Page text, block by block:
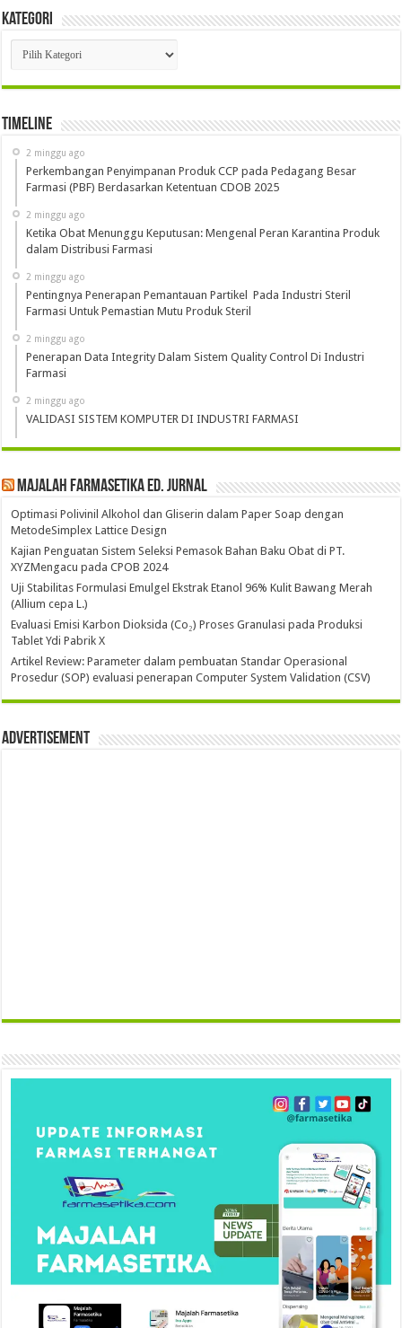
Kategori
Kategori
Timeline
2 minggu ago
Perkembangan Penyimpanan Produk CCP pada Pedagang Besar
Farmasi (PBF) Berdasarkan Ketentuan CDOB 2025
2 minggu ago
Ketika Obat Menunggu Keputusan: Mengenal Peran Karantina Produk
dalam Distribusi Farmasi
2 minggu ago
Pentingnya Penerapan Pemantauan Partikel Pada Industri Steril
Farmasi Untuk Pemastian Mutu Produk Steril
2 minggu ago
Penerapan Data Integrity Dalam Sistem Quality Control Di Industri
Farmasi
2 minggu ago
VALIDASI SISTEM KOMPUTER DI INDUSTRI FARMASI
Majalah Farmasetika Ed. Jurnal
Optimasi Polivinil Alkohol dan Gliserin dalam Paper Soap dengan
MetodeSimplex Lattice Design
Kajian Penguatan Sistem Seleksi Pemasok Bahan Baku Obat di PT.
XYZMengacu pada CPOB 2024
Uji Stabilitas Formulasi Emulgel Ekstrak Etanol 96% Kulit Bawang Merah
(Allium cepa L.)
Evaluasi Emisi Karbon Dioksida (Co₂) Proses Granulasi pada Produksi
Tablet Ydi Pabrik X
Artikel Review: Parameter dalam pembuatan Standar Operasional
Prosedur (SOP) evaluasi penerapan Computer System Validation (CSV)
Advertisement